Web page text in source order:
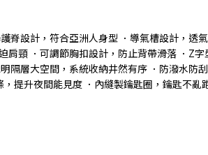
護脊設計，符合亞洲人身型 ．導氣槽設計，透
肩頸 ．可調節胸扣設計，防止背帶滑落 ．Z
隔層大空間，系統收納井然有序 ．防潑水防
提升夜間能見度 ．內縫製鑰匙圈，鑰匙不亂